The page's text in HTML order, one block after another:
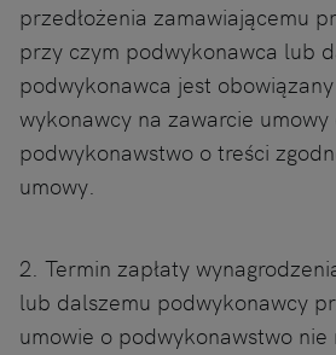
przedłożenia zamawiającemu
przy czym podwykonawca lub
podwykonawca jest
wykonawcy na zawarcie umowy
podwykonawstwo o treści
umowy.
2. Termin zapłaty
lub dalszemu podwykonawcy
umowie o podwykonawstwo nie